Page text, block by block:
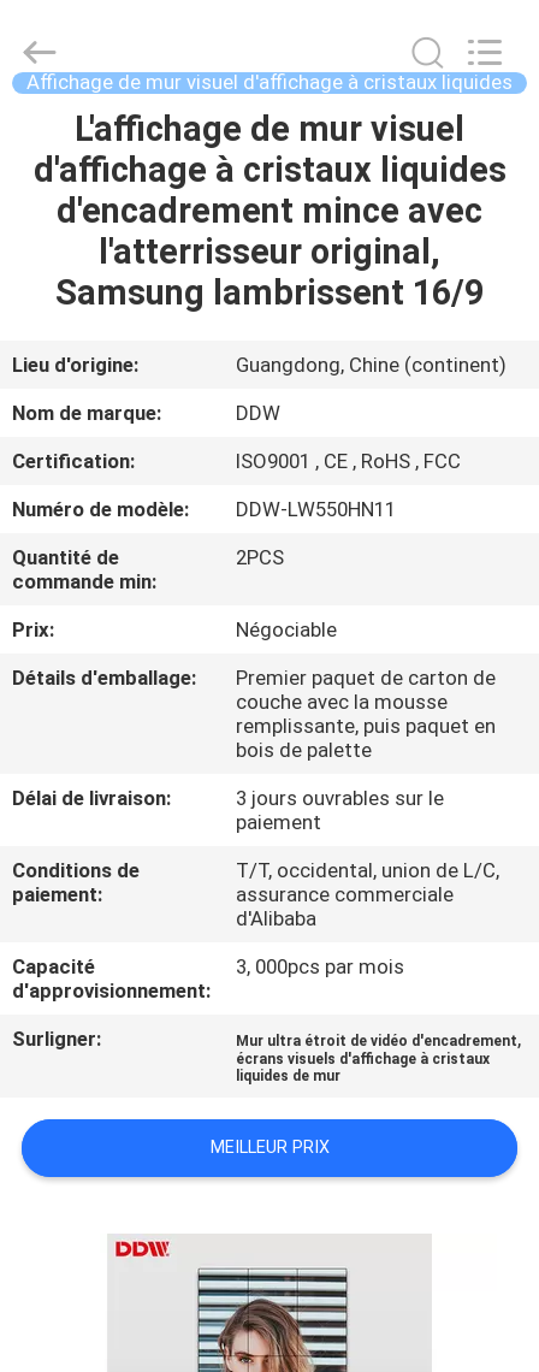
MAISON
PRODUITS
DE
NOUS
VISITE
D'USINE
CONTRÔLE
DE
QUALITÉ
NOUS
NOUVELLES
DEMANDEZ
UNE
CITATION
CASE
CENTER
Technology
Ltd..
All
Affichage de mur visuel d'affichage à cristaux liquides
L'affichage de mur visuel
d'affichage à cristaux liquides
d'encadrement mince avec
l'atterrisseur original,
Samsung lambrissent 16/9
Lieu d'origine:
Guangdong, Chine (continent)
Nom de marque:
DDW
Certification:
ISO9001 , CE , RoHS , FCC
Numéro de modèle:
DDW-LW550HN11
Quantité de
commande min:
2PCS
Prix:
Négociable
Détails d'emballage:
Premier paquet de carton de
couche avec la mousse
remplissante, puis paquet en
bois de palette
Délai de livraison:
3 jours ouvrables sur le
paiement
Conditions de
paiement:
T/T, occidental, union de L/C,
assurance commerciale
d'Alibaba
Capacité
d'approvisionnement:
3, 000pcs par mois
Surligner: Mur ultra étroit de vidéo d'encadrement,
écrans visuels d'affichage à cristaux
liquides de mur
MEILLEUR PRIX